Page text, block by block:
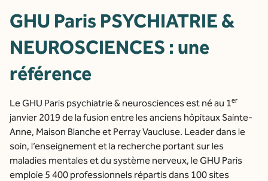
GHU Paris PSYCHIATRIE &
NEUROSCIENCES : une
référence
Le GHU Paris psychiatrie & neurosciences est né au 1er
janvier 2019 de la fusion entre les anciens hôpitaux Sainte-
Anne, Maison Blanche et Perray Vaucluse. Leader dans le
soin, l’enseignement et la recherche portant sur les
maladies mentales et du système nerveux, le GHU Paris
emploie 5 400 professionnels répartis dans 100 sites